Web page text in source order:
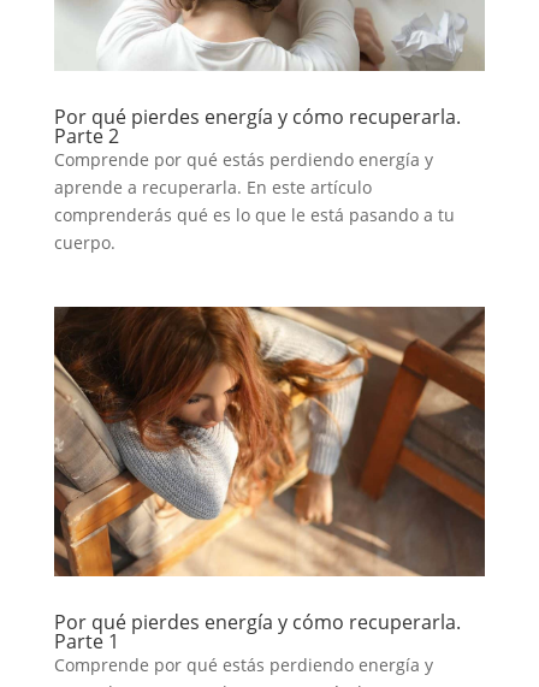
Por qué pierdes energía y cómo recuperarla.
Parte 2
Comprende por qué estás perdiendo energía y
aprende a recuperarla. En este artículo
comprenderás qué es lo que le está pasando a tu
cuerpo.
Por qué pierdes energía y cómo recuperarla.
Parte 1
Comprende por qué estás perdiendo energía y